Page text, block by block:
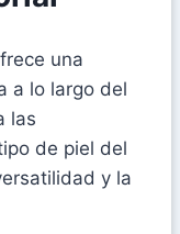
una
a lo largo del
las
de piel del
y la